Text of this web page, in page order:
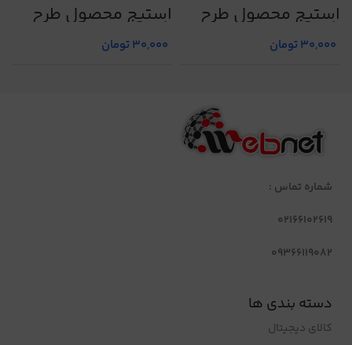
استیج محصول طرح
شماره 23
30,000تومان
استیج محصول طرح
شماره 3
30,000تومان
شماره تماس :
02166102619
09366119082
دسته بندی ها
کالای دیجیتال